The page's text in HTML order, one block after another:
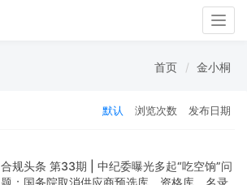
首页 金小桐
默认 浏览次数 发布日期
合规头条 第33期 | 中纪委曝光多起“吃空饷”问
题；国务院取消供应商预选库、资格库、名录